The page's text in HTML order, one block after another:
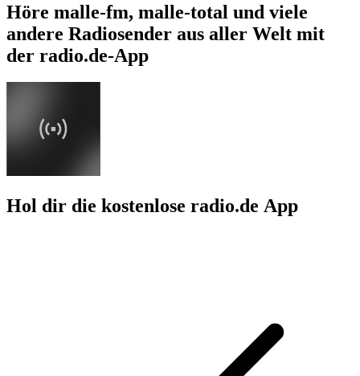
Höre malle-fm, malle-total und viele
andere Radiosender aus aller Welt mit
der radio.de-App
Hol dir die kostenlose radio.de App